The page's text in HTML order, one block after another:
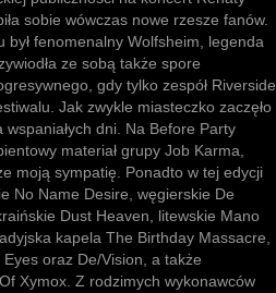
sobie wówczas nowe rzesze fanów.
fenomenalny Wolfsheim, legenda
ze sobą także spore
gdy tylko zespół Riverside
Jak zwykle miasteczko zaczęło
dni. Na Before Party
materiał grupy Job Karma,
moją sympatię. Ponadto w tej edycji
No Name Desire, węgierskie De
Dust Heaven, litewskie Mano
kapela The Birthday Massacre,
oraz De/Vision, a także
Xymox. Z rodzimych wykonawców